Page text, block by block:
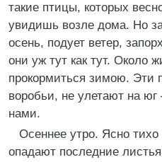
такие птицы, которых
увидишь возле дома. Но
осень, подует ветер,
они уж тут как тут. Около
прокормиться зимою. Эти
воробьи, не улетают на
нами.
Осеннее утро. Ясно
опадают последние